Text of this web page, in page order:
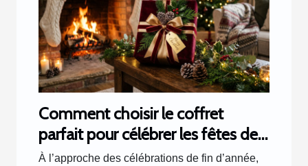
Comment choisir le coffret
parfait pour célébrer les fêtes de
fin d'année ?
À l’approche des célébrations de fin d’année,